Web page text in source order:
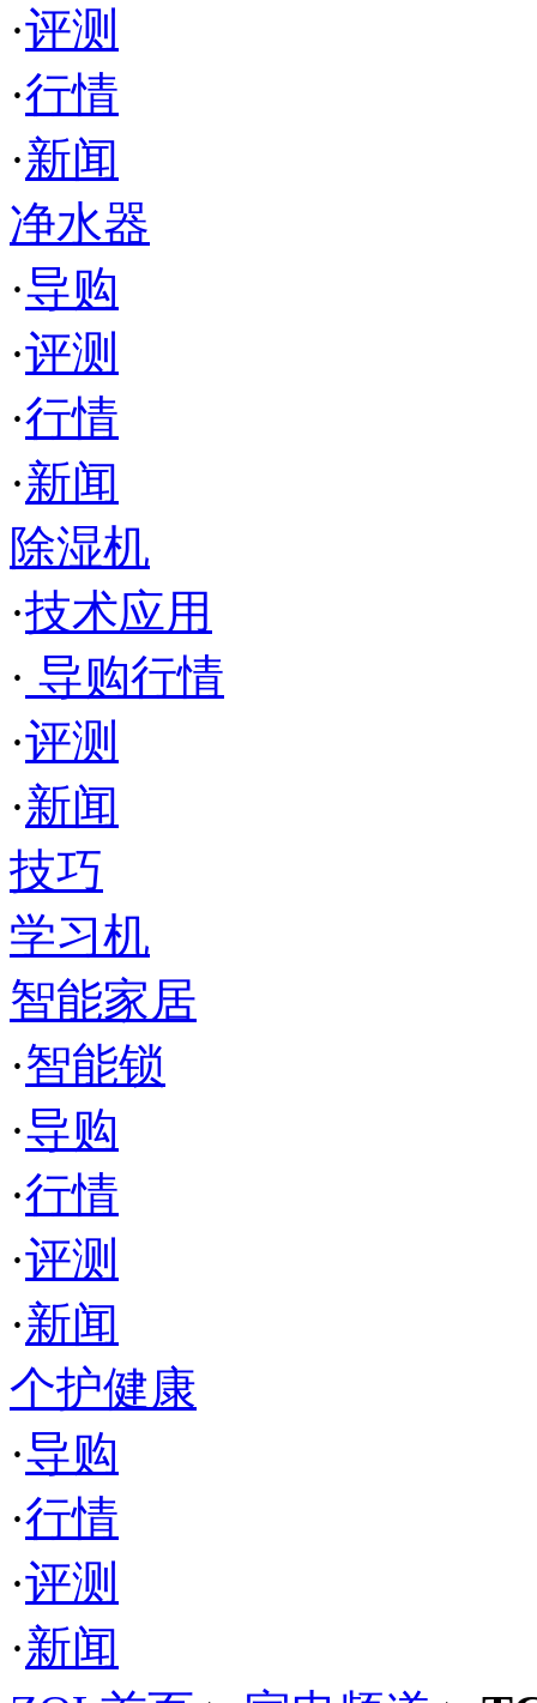
·评测
·行情
·新闻
净水器
·导购
·评测
·行情
·新闻
除湿机
·技术应用
· 导购行情
·评测
·新闻
技巧
学习机
智能家居
·智能锁
·导购
·行情
·评测
·新闻
个护健康
·导购
·行情
·评测
·新闻